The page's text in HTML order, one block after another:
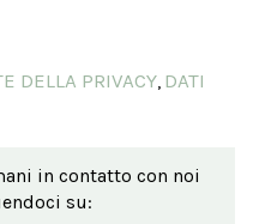
DELLA PRIVACY, DATI
in contatto con noi
su: